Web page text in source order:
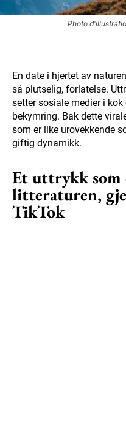
Photo
En date i hjertet av
så plutselig, forlatelse.
setter sosiale medier i
bekymring. Bak dette
som er like urovekkende
giftig dynamikk.
Et uttrykk som
litteraturen,
TikTok